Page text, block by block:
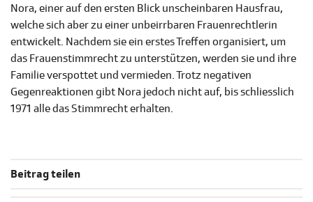
Nora, einer auf den ersten Blick unscheinbaren Hausfrau,
welche sich aber zu einer unbeirrbaren Frauenrechtlerin
entwickelt. Nachdem sie ein erstes Treffen organisiert, um
das Frauenstimmrecht zu unterstützen, werden sie und ihre
Familie verspottet und vermieden. Trotz negativen
Gegenreaktionen gibt Nora jedoch nicht auf, bis schliesslich
1971 alle das Stimmrecht erhalten.
Beitrag teilen